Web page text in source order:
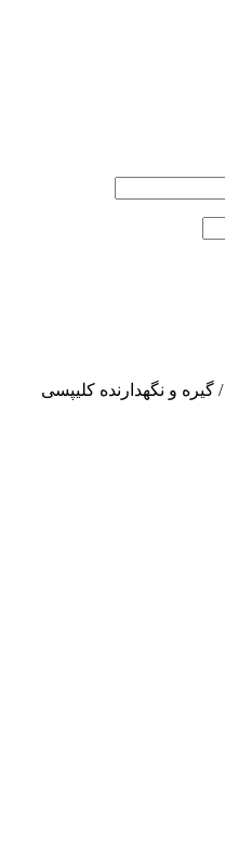
/ گیره و نگهدارنده کلیپسی